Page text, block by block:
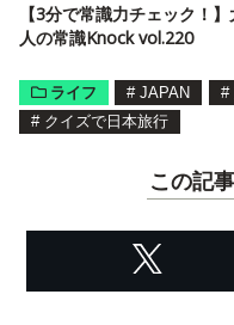
【3分で常識力チェック！】
人の常識Knock vol.220
ライフ # JAPAN #
# クイズで日本旅行
この記